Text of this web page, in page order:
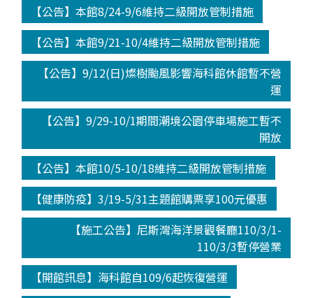
【公告】本館8/24-9/6維持二級開放管制措施
【公告】本館9/21-10/4維持二級開放管制措施
【公告】9/12(日)燦樹颱風影響海科館休館暫不營
運
【公告】9/29-10/1期間潮境公園停車場施工暫不
開放
【公告】本館10/5-10/18維持二級開放管制措施
【健康防疫】3/19-5/31主題館購票享100元優惠
【施工公告】尼斯灣海洋景觀餐廳110/3/1-
110/3/3暫停營業
【開館訊息】海科館自109/6起恢復營運